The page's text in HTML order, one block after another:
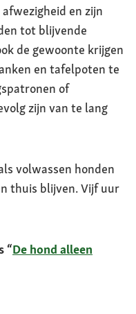
en zijn
tot blijvende
de gewoonte krijgen
en tafelpoten te
of
zijn van te lang
volwassen honden
thuis blijven. Vijf uur
“De hond alleen